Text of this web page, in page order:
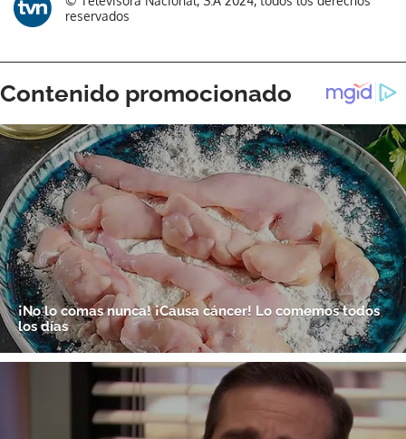
reservados